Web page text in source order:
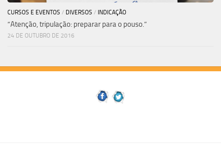
CURSOS E EVENTOS / DIVERSOS / INDICAÇÃO
“Atenção, tripulação: preparar para o pouso.”
24 DE OUTUBRO DE 2016